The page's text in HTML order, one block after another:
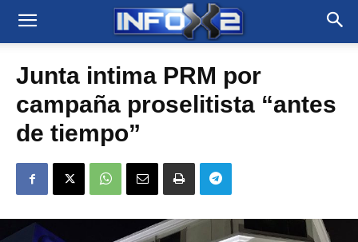
Junta intima PRM por
campaña proselitista “antes
de tiempo”